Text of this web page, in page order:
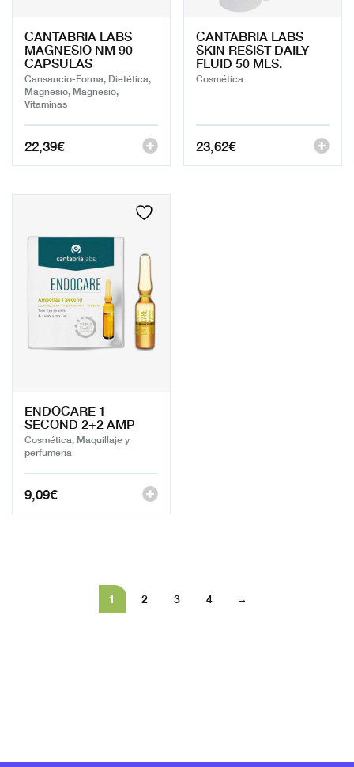
CANTABRIA LABS
MAGNESIO NM 90
CAPSULAS
Cansancio-Forma, Dietética,
Magnesio, Magnesio,
Vitaminas
22,39€
CANTABRIA LABS
SKIN RESIST DAILY
FLUID 50 MLS.
Cosmética
23,62€
ENDOCARE 1
SECOND 2+2 AMP
Cosmética, Maquillaje y
perfumeria
9,09€
1 2 3 4 →